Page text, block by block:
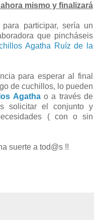
mismo y finalizará
participar, sería un
que pincháseis
Agatha Ruíz de la
para esperar al final
de cuchillos, lo pueden
Agathao a través de
solicitar el conjunto y
( con o sin
suerte a tod@s !!